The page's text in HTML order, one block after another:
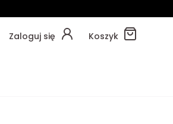
Zaloguj się Koszyk